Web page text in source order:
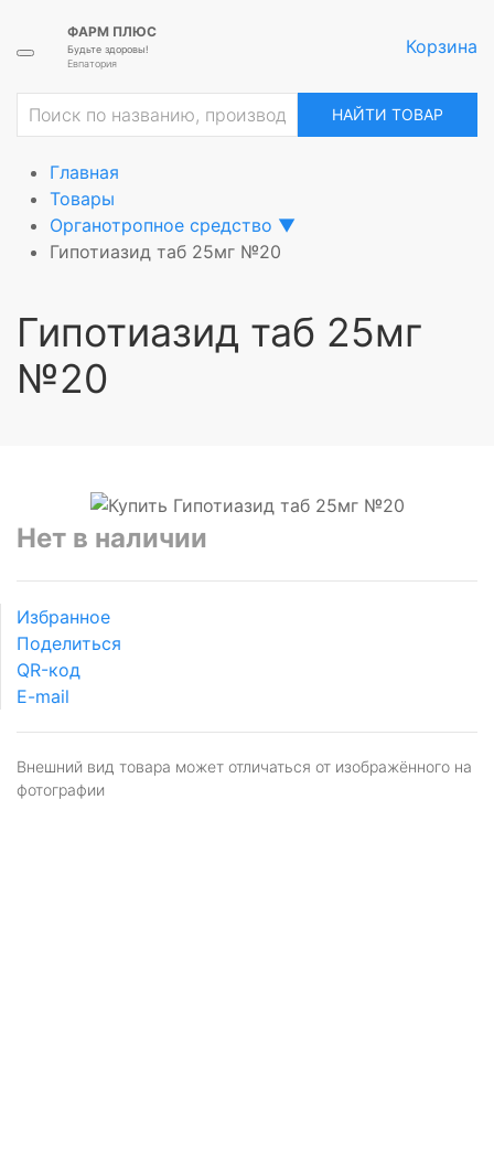
ФАРМ ПЛЮС
Будьте здоровы!
Евпатория
Корзина
НАЙТИ ТОВАР
Главная
Товары
Органотропное средство ▼
Гипотиазид таб 25мг №20
Гипотиазид таб 25мг
№20
Нет в наличии
Избранное
Поделиться
QR-код
E-mail
Внешний вид товара может отличаться от изображённого на
фотографии